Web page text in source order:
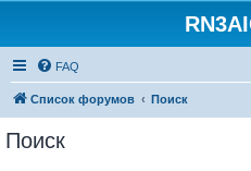
FAQ
Список форумов Поиск
Поиск